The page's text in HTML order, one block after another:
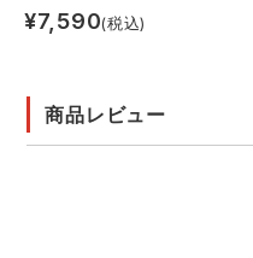
¥7,590(税込)
商品レビュー